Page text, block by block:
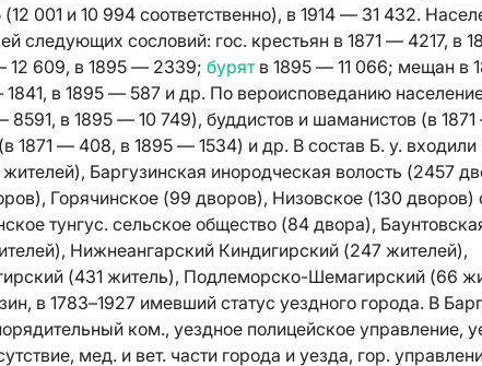
001 и 10 994 соответственно), в 1914 — 31 432.
следующих сословий: гос. крестьян в 1871 — 4217, в
12 609, в 1895 — 2339; бурятв 1895 — 11 066; мещан в
1841, в 1895 — 587 и др. По вероисповеданию
8591, в 1895 — 10 749), буддистов и шаманистов (в 1871
1871 — 408, в 1895 — 1534) и др. В состав Б. у. входили
Баргузинская инородческая волость (2457
Горячинское (99 дворов), Низовское (130 дворов)
тунгус. сельское общество (84 двора),
Нижнеангарский Киндигирский (247 жителей),
(431 житель), Подлеморско-Шемагирский (66
в 1783–1927 имевший статус уездного города. В
ком., уездное полицейское управление,
мед. и вет. части города и уезда, гор.